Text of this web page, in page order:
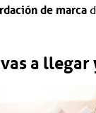
de marca
a